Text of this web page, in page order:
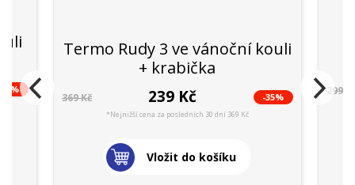
Termo Rudy 3 ve vánoční kouli
+ krabička
369 Kč 239 Kč -35%
*Nejnižší cena za posledních 30 dní 369 Kč
Vložit do košíku
299